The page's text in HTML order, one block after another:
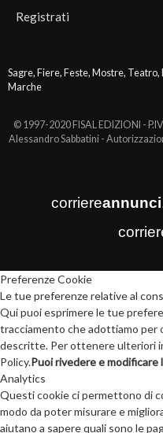
Registrati
Sagre, Fiere, Feste, Mostre,
Marche
© 1997-2020 FISAL EDIZIONI -
Alessandro Sabbatini -
corriereannunci
Preferenze Cookie
Le tue preferenze relative al
Qui puoi esprimere le tue
tracciamento che adottiamo
descritte. Per ottenere ulteriori
Policy.Puoi rivedere e
Analytics
Questi cookie ci permettono di
modo da poter misurare e
aiutano a sapere quali sono le